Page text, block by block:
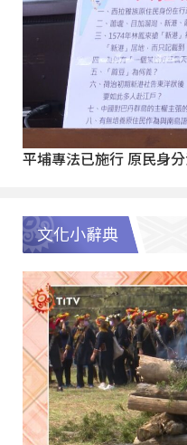
平埔專法已施行 原民身
文化小辭典